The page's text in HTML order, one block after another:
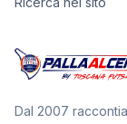
Dal 2007